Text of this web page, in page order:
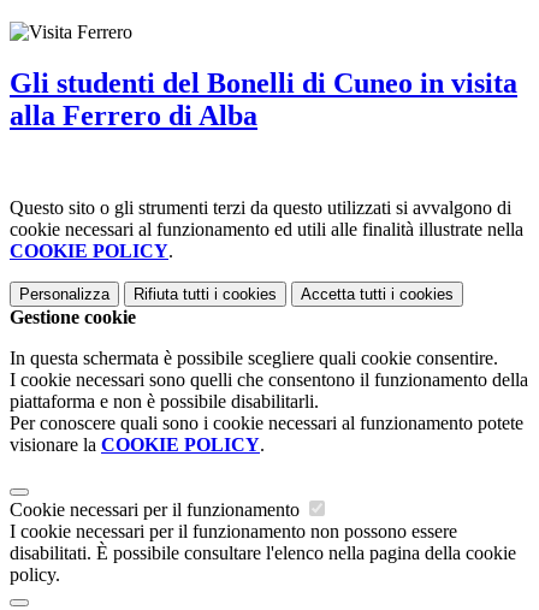
Gli studenti del Bonelli di Cuneo in visita
alla Ferrero di Alba
Questo sito o gli strumenti terzi da questo utilizzati si avvalgono di
cookie necessari al funzionamento ed utili alle finalità illustrate nella
COOKIE POLICY.
Personalizza Rifiuta tutti i cookies Accetta tutti i cookies
Gestione cookie
In questa schermata è possibile scegliere quali cookie consentire.
I cookie necessari sono quelli che consentono il funzionamento della
piattaforma e non è possibile disabilitarli.
Per conoscere quali sono i cookie necessari al funzionamento potete
visionare la COOKIE POLICY.
Cookie necessari per il funzionamento
I cookie necessari per il funzionamento non possono essere
disabilitati. È possibile consultare l'elenco nella pagina della cookie
policy.